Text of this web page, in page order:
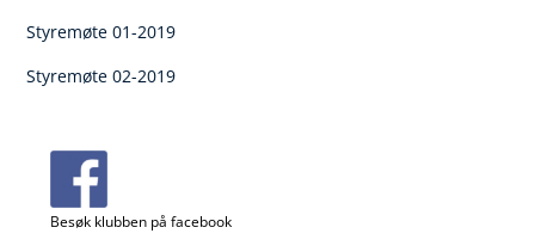
Styremøte 01-2019
Styremøte 02-2019
Besøk klubben på facebook